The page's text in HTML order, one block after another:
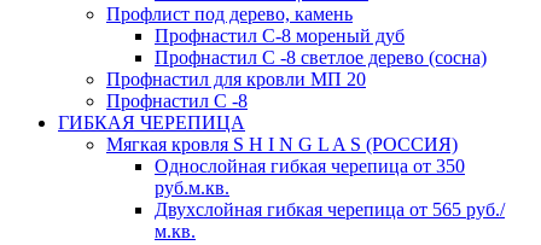
Профлист под дерево, камень
Профнастил С-8 мореный дуб
Профнастил С -8 светлое дерево (сосна)
Профнастил для кровли МП 20
Профнастил С -8
ГИБКАЯ ЧЕРЕПИЦА
Мягкая кровля S H I N G L A S (РОССИЯ)
Однослойная гибкая черепица от 350
руб.м.кв.
Двухслойная гибкая черепица от 565 руб./
м.кв.